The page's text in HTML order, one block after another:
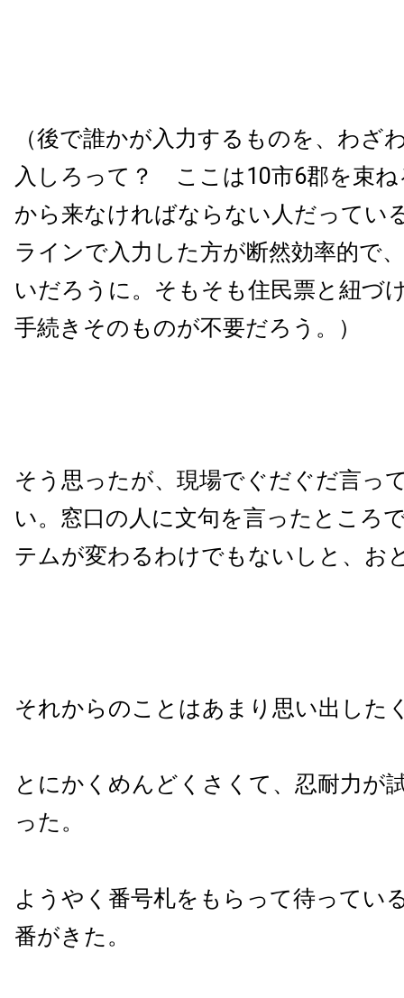
（後で誰かが入力するものを、わざ
入しろって？ ここは10市6郡を束ね
から来なければならない人だってい
ラインで入力した方が断然効率的で
いだろうに。そもそも住民票と紐づ
手続きそのものが不要だろう。）
そう思ったが、現場でぐだぐだ言っ
い。窓口の人に文句を言ったところ
テムが変わるわけでもないしと、お
それからのことはあまり思い出した
とにかくめんどくさくて、忍耐力が
った。
ようやく番号札をもらって待ってい
番がきた。